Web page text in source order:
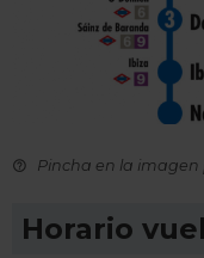
Pincha en la
Horario